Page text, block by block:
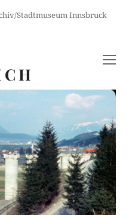
Stadtmuseum Innsbruck